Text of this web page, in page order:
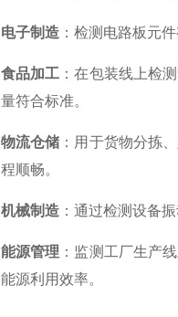
电子制造 ：检测电路板元
食品加工 ：在包装线上检
量符合标准。
物流仓储 ：用于货物分拣
程顺畅。
机械制造 ：通过检测设备
能源管理 ：监测工厂生产
能源利用效率。